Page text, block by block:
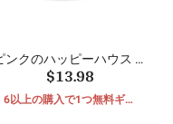
ンクのハッピーハウス ビ
ーズ
$13.98
6以上の購入で1つ無料ギフ